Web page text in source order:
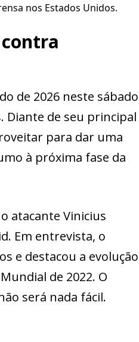
nos Estados Unidos.
de 2026 neste sábado
Diante de seu principal
para dar uma
à próxima fase da
atacante Vinicius
Em entrevista, o
e destacou a evolução
de 2022. O
será nada fácil.